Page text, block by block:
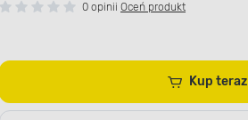
0 opinii Oceń produkt
Kup teraz